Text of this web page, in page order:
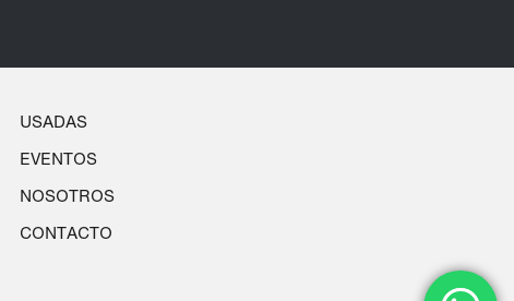
USADAS
EVENTOS
NOSOTROS
CONTACTO